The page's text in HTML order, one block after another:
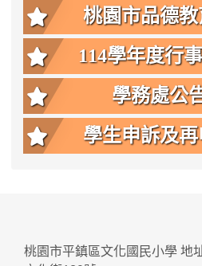
桃園市品德教
114學年度行
學務處公
學生申訴及
桃園市平鎮區文化國民小學 地